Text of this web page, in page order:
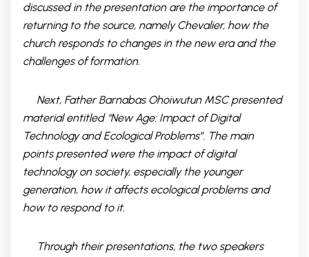
discussed in the presentation are the importance of
returning to the source, namely Chevalier, how the
church responds to changes in the new era and the
challenges of formation.
Next, Father Barnabas Ohoiwutun MSC presented
material entitled “New Age: Impact of Digital
Technology and Ecological Problems”. The main
points presented were the impact of digital
technology on society, especially the younger
generation, how it affects ecological problems and
how to respond to it.
Through their presentations, the two speakers